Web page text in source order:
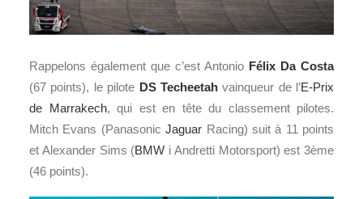
Rappelons également que c’est Antonio Félix Da Costa
(67 points), le pilote DS Techeetahvainqueur de l’E-Prix
de Marrakech, qui est en tête du classement pilotes.
Mitch Evans (PanasonicJaguar Racing) suit à 11 points
et Alexander Sims (BMW i Andretti Motorsport) est 3ème
(46 points).